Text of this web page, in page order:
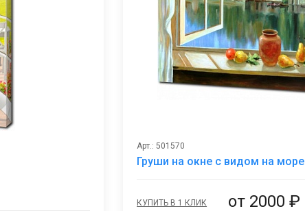
избранное
Арт.: 501570
Груши на окне с видом на море
КУПИТЬ В 1 КЛИК от 2000 ₽